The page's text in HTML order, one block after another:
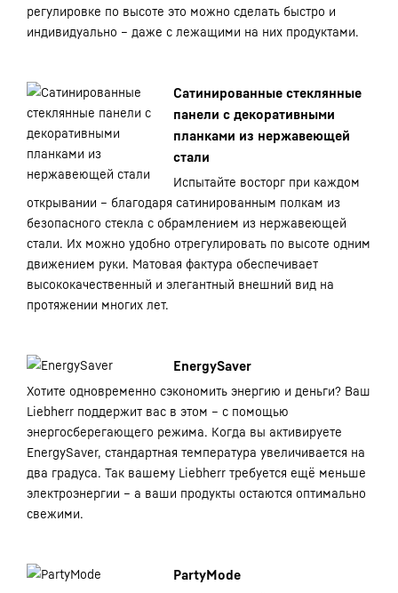
регулировке по высоте это можно сделать быстро и
индивидуально – даже с лежащими на них продуктами.
Сатинированные стеклянные
панели с декоративными
планками из нержавеющей
стали
Испытайте восторг при каждом
открывании – благодаря сатинированным полкам из
безопасного стекла с обрамлением из нержавеющей
стали. Их можно удобно отрегулировать по высоте одним
движением руки. Матовая фактура обеспечивает
высококачественный и элегантный внешний вид на
протяжении многих лет.
EnergySaver
Хотите одновременно сэкономить энергию и деньги? Ваш
Liebherr поддержит вас в этом – с помощью
энергосберегающего режима. Когда вы активируете
EnergySaver, стандартная температура увеличивается на
два градуса. Так вашему Liebherr требуется ещё меньше
электроэнергии – а ваши продукты остаются оптимально
свежими.
PartyMode